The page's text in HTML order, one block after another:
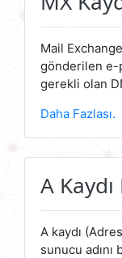
Mail
gönderilen e-
gerekli olan
Daha Fazlası.
A
A kaydı
sunucu